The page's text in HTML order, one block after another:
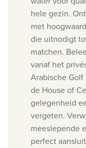
hele gezin.
met
die uitnodigt
matchen.
vanaf het
Arabische
de House of
gelegenheid
vergeten.
meeslepende
perfect